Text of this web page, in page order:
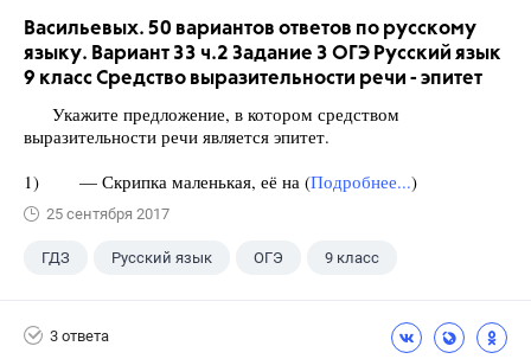
Васильевых. 50 вариантов ответов по русскому
языку. Вариант 33 ч.2 Задание 3 ОГЭ Русский язык
9 класс Средство выразительности речи - эпитет
Укажите предложение, в котором средством
выразительности речи является эпитет.
1) — Скрипка маленькая, её на (Подробнее...)
25 сентября 2017
ГДЗ Русский язык ОГЭ 9 класс
3 ответа